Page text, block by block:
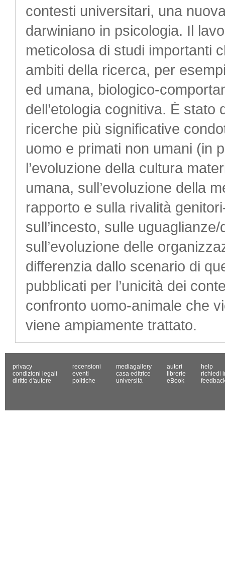
contesti universitari, una
darwiniano in psicologia. Il
meticolosa di studi importanti
ambiti della ricerca, per
ed umana, biologico-
dell’etologia cognitiva. È
ricerche più significative
uomo e primati non umani (in
l’evoluzione della cultura
umana, sull’evoluzione della
rapporto e sulla rivalità
sull’incesto, sulle
sull’evoluzione delle
differenzia dallo scenario di
pubblicati per l’unicità dei
confronto uomo-animale che
viene ampiamente trattato.
privacy
condizioni legali
diritto d'autore
recensioni
eventi
politiche
mediagallery
casa editrice
università
autori
librerie
eBook
help
richiedi